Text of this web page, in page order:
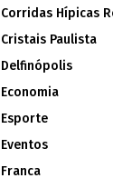
Corridas Hípicas
Cristais Paulista
Delfinópolis
Economia
Esporte
Eventos
Franca